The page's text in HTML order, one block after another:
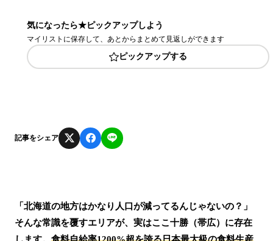
気になったら★ピックアップしよう
マイリストに保存して、あとからまとめて見返しができます
ピックアップする
記事をシェア
「北海道の地方はかなり人口が減ってるんじゃないの？」
そんな常識を覆すエリアが、実はここ十勝（帯広）に存在
します。 食料自給率1200%超を誇る日本最大級の食料生産